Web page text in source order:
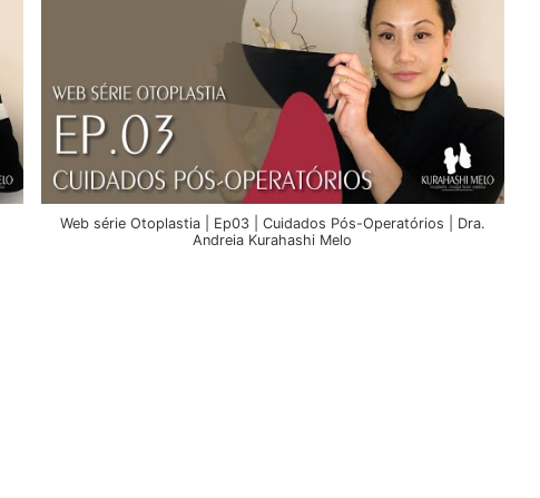
Web série Otoplastia | Ep03 | Cuidados Pós-Operatórios | Dra.
Andreia Kurahashi Melo